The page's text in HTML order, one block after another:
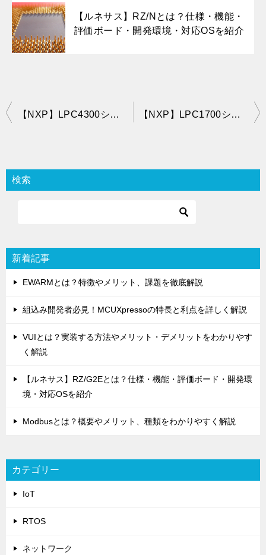
【ルネサス】RZ/Nとは？仕様・機能・
評価ボード・開発環境・対応OSを紹介
投
ビ
ゲ
ン
【NXP】LPC4300シリーズとは？仕様・機能・評価ボード・開発環境・対応OSを紹介 【NXP】LPC1700シリーズとは？仕様・機能・評価ボード・開発環境・対応OSを紹介
検索
新着記事
EWARMとは？特徴やメリット、課題を徹底解説
組込み開発者必見！MCUXpressoの特長と利点を詳しく解説
VUIとは？実装する方法やメリット・デメリットをわかりやす
く解説
【ルネサス】RZ/G2Eとは？仕様・機能・評価ボード・開発環
境・対応OSを紹介
Modbusとは？概要やメリット、種類をわかりやすく解説
カテゴリー
IoT
RTOS
ネットワーク